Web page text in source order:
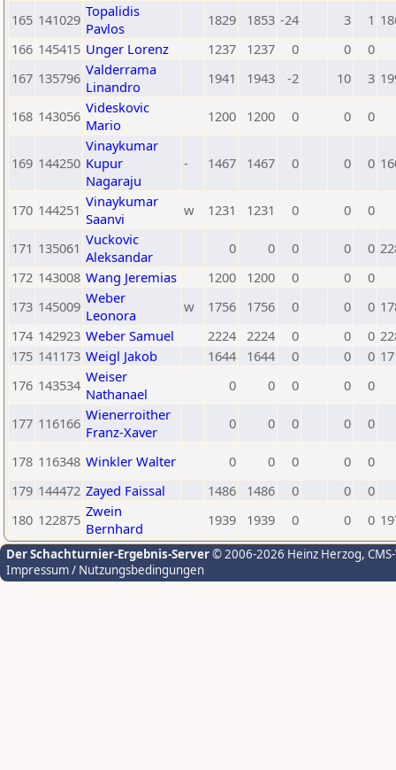
165 141029 Topalidis
Pavlos
1829 1853 -24 3 1
166 145415 Unger Lorenz 1237 1237 0 0
0
167 135796 Valderrama
Linandro
1941 1943 -2 10 3
168 143056 Videskovic
Mario
1200 1200 0 0 0
169 144250
Vinaykumar
Kupur
Nagaraju
- 1467 1467 0 0 0
170 144251 Vinaykumar
Saanvi
w 1231 1231 0 0 0
171 135061 Vuckovic
Aleksandar
0 0 0 0 0
172 143008 Wang Jeremias 1200 1200 0 0
0
173 145009 Weber
Leonora
w 1756 1756 0 0 0
174 142923 Weber Samuel 2224 2224 0 0 0
175 141173 Weigl Jakob 1644 1644 0 0 0
176 143534 Weiser
Nathanael
0 0 0 0 0
177 116166 Wienerroither
Franz-Xaver
0 0 0 0 0
178 116348 Winkler Walter 0 0 0 0
0
179 144472 Zayed Faissal 1486 1486 0 0
0
180 122875 Zwein
Bernhard
1939 1939 0 0 0
Der Schachturnier-Ergebnis-Server© 2006-2026 Heinz Herzog,
Impressum / Nutzungsbedingungen